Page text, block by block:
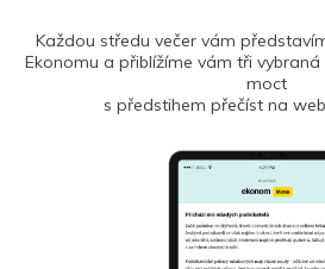
Každou středu večer vám
Ekonomu a přiblížíme vám tři
moct
s předstihem přečíst na